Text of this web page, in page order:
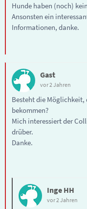
Hunde haben (noch)
Ansonsten ein
Informationen, danke.
Gast
vor 2 Jahren
Besteht die Möglichkeit,
bekommen?
Mich interessiert der
drüber.
Danke.
Inge HH
vor 2 Jahren